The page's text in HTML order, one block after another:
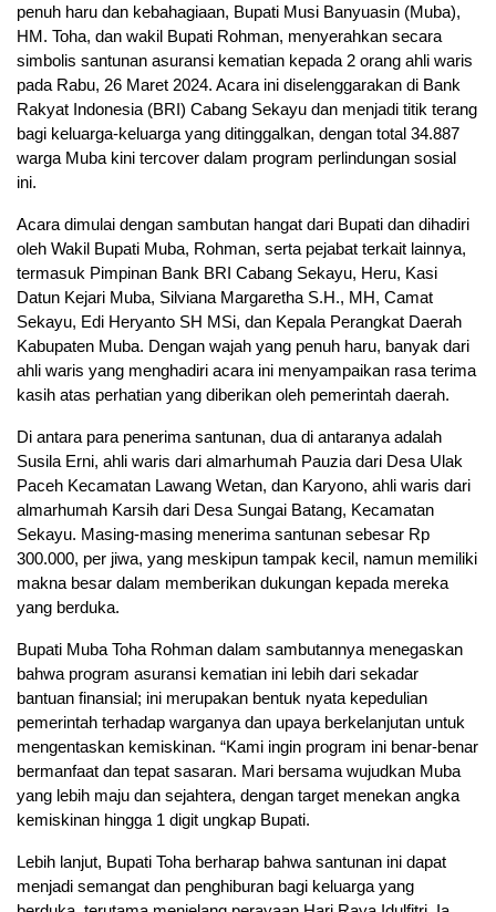
penuh haru dan kebahagiaan, Bupati Musi Banyuasin (Muba),
HM. Toha, dan wakil Bupati Rohman, menyerahkan secara
simbolis santunan asuransi kematian kepada 2 orang ahli waris
pada Rabu, 26 Maret 2024. Acara ini diselenggarakan di Bank
Rakyat Indonesia (BRI) Cabang Sekayu dan menjadi titik terang
bagi keluarga-keluarga yang ditinggalkan, dengan total 34.887
warga Muba kini tercover dalam program perlindungan sosial
ini.
Acara dimulai dengan sambutan hangat dari Bupati dan dihadiri
oleh Wakil Bupati Muba, Rohman, serta pejabat terkait lainnya,
termasuk Pimpinan Bank BRI Cabang Sekayu, Heru, Kasi
Datun Kejari Muba, Silviana Margaretha S.H., MH, Camat
Sekayu, Edi Heryanto SH MSi, dan Kepala Perangkat Daerah
Kabupaten Muba. Dengan wajah yang penuh haru, banyak dari
ahli waris yang menghadiri acara ini menyampaikan rasa terima
kasih atas perhatian yang diberikan oleh pemerintah daerah.
Di antara para penerima santunan, dua di antaranya adalah
Susila Erni, ahli waris dari almarhumah Pauzia dari Desa Ulak
Paceh Kecamatan Lawang Wetan, dan Karyono, ahli waris dari
almarhumah Karsih dari Desa Sungai Batang, Kecamatan
Sekayu. Masing-masing menerima santunan sebesar Rp
300.000, per jiwa, yang meskipun tampak kecil, namun memiliki
makna besar dalam memberikan dukungan kepada mereka
yang berduka.
Bupati Muba Toha Rohman dalam sambutannya menegaskan
bahwa program asuransi kematian ini lebih dari sekadar
bantuan finansial; ini merupakan bentuk nyata kepedulian
pemerintah terhadap warganya dan upaya berkelanjutan untuk
mengentaskan kemiskinan. “Kami ingin program ini benar-benar
bermanfaat dan tepat sasaran. Mari bersama wujudkan Muba
yang lebih maju dan sejahtera, dengan target menekan angka
kemiskinan hingga 1 digit ungkap Bupati.
Lebih lanjut, Bupati Toha berharap bahwa santunan ini dapat
menjadi semangat dan penghiburan bagi keluarga yang